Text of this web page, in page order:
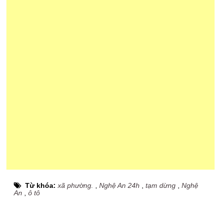
Từ khóa:xã phường. ,Nghệ An 24h ,tạm dừng ,Nghệ
An ,ô tô